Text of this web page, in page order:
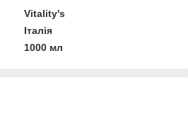
Vitality's
Італія
1000 мл